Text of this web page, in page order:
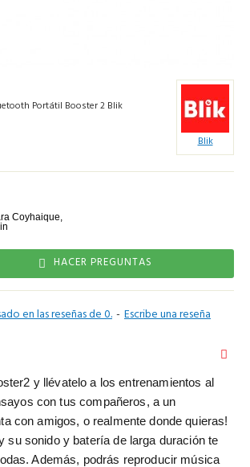
en las reseñas de 0.- Escribe una reseña
Portátil Booster 2 Blik
Blik
HACER PREGUNTAS
y llévatelo a los entrenamientos al
con tus compañeros, a un
con amigos, o realmente donde quieras!
su sonido y batería de larga duración te
Además, podrás reproducir música